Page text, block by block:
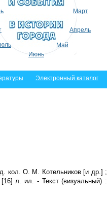
Март
Апрель
Май
Июнь
Электронный каталог
кол. О. М. Котельников [и др.] ;
л. ил. - Текст (визуальный) :